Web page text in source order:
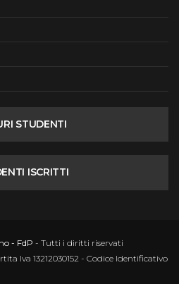
STUDENTI
ISCRITTI
- FdP - Tutti i diritti riservati
Iva 13212030152 - Codice Identificativo